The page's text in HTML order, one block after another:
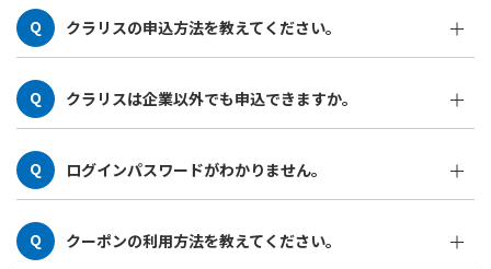
ただいておりますご加入者様への会員優待サービスで飲食
店やショッピング、レジャー施設などが通常よりもお得に
クラリスの申込方法を教えてください。
おりますので企業様単位で入会申込を行い、その従業員様
がご利用できるサービスとなります。お申込みフォーム
りお申込みください。※個人事業主の方の申込は可能です
が、個人でのお申込みはできません。
クラリスは企業以外でも申込できますか。
員優待サービスとしてもご利用になることが可能になりま
す。
ログインパスワードがわかりません。
（https://www.claris-b.com/reset_password）からパス
クーポンの利用方法を教えてください。